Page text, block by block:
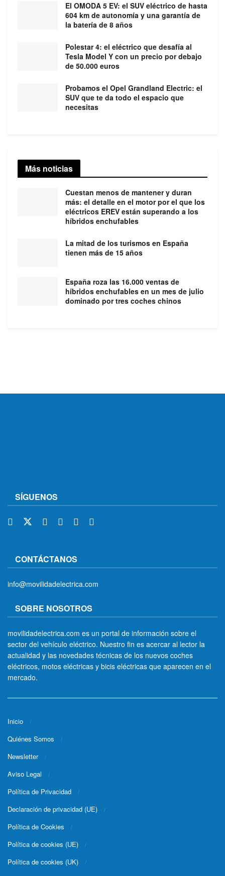
El OMODA 5 EV: el SUV eléctrico de hasta
604 km de autonomía y una garantía de
la batería de 8 años
Polestar 4: el eléctrico que desafía al
Tesla Model Y con un precio por debajo
de 50.000 euros
Probamos el Opel Grandland Electric: el
SUV que te da todo el espacio que
necesitas
Más noticias
Cuestan menos de mantener y duran
más: el detalle en el motor por el que los
eléctricos EREV están superando a los
híbridos enchufables
La mitad de los turismos en España
tienen más de 15 años
España roza las 16.000 ventas de
híbridos enchufables en un mes de julio
dominado por tres coches chinos
SÍGUENOS
CONTÁCTANOS
info@movilidadelectrica.com
SOBRE NOSOTROS
movilidadelectrica.com es un portal de información sobre el
sector del vehículo eléctrico. Nuestro fin es acercar al lector la
actualidad y las novedades técnicas de los nuevos coches
eléctricos, motos eléctricas y bicis eléctricas que aparecen en el
mercado.
Inicio
Quiénes Somos
Newsletter
Aviso Legal
Política de Privacidad
Declaración de privacidad (UE)
Política de Cookies
Política de cookies (UE)
Política de cookies (UK)